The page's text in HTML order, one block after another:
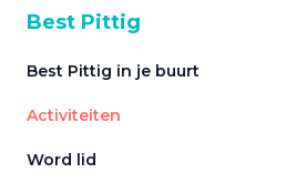
Best Pittig
Best Pittig in je buurt
Activiteiten
Word lid